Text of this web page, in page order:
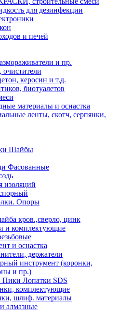
для дезинфекции
и печей
и пр.
керосин и т.д.
биотуалетов
материалы и оснастка
ленты, скотч, серпянки,
Шайбы
Фасованные
изоляций
Опоры
кров.,сверло, цинк
и комплектующие
и оснастка
держатели
инструмент (коронки,
и пр.)
Пики Лопатки SDS
комплектующие
шлиф. материалы
алмазные